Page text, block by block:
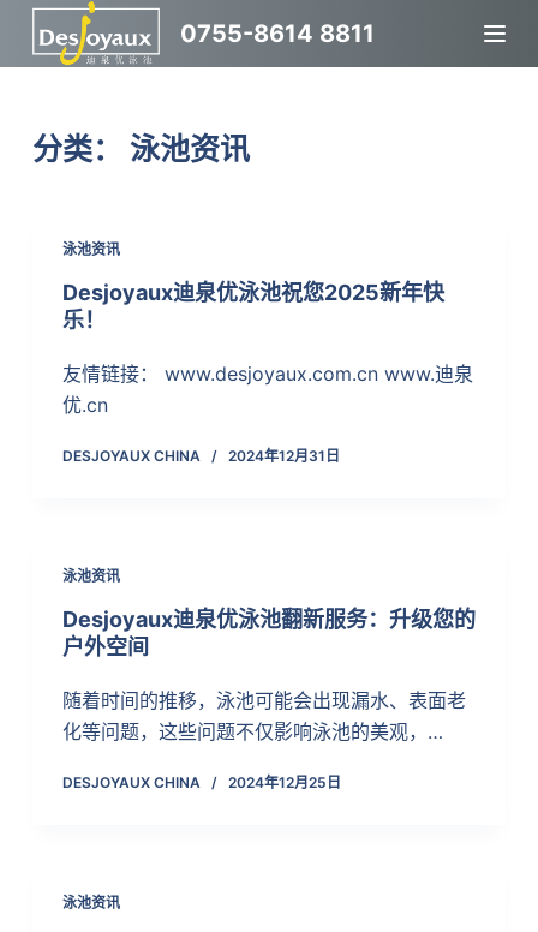
跳
过
容
0755-8614 8811
分类： 泳池资讯
泳池资讯
Desjoyaux迪泉优泳池祝您2025新年快
乐！
友情链接： www.desjoyaux.com.cn www.迪泉
优.cn
DESJOYAUX CHINA 2024年12月31日
泳池资讯
Desjoyaux迪泉优泳池翻新服务：升级您的
户外空间
随着时间的推移，泳池可能会出现漏水、表面老
化等问题，这些问题不仅影响泳池的美观，…
DESJOYAUX CHINA 2024年12月25日
泳池资讯